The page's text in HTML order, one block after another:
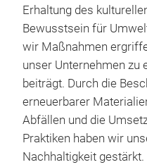
Erhaltung des
Bewusstsein für
wir Maßnahmen
unser Unternehmen zu
beiträgt. Durch die
erneuerbarer
Abfällen und die
Praktiken haben wir
Nachhaltigkeit